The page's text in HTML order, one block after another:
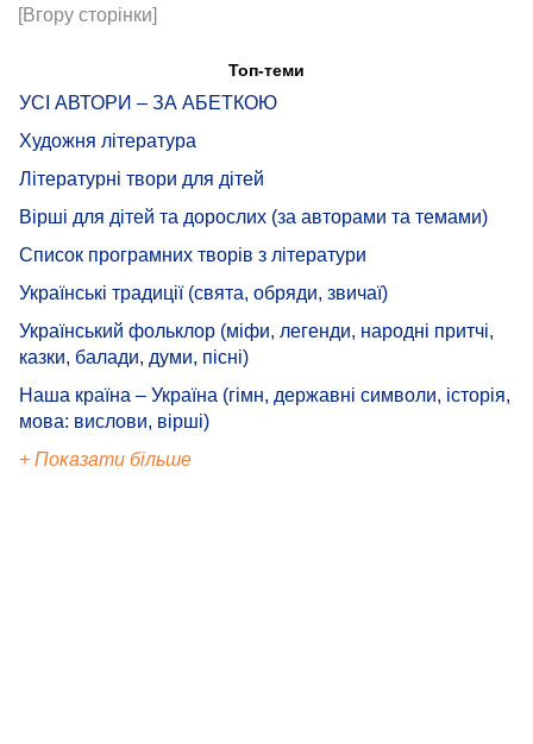
[Вгору сторінки]
Топ-теми
УСІ АВТОРИ – ЗА АБЕТКОЮ
Художня література
Літературні твори для дітей
Вірші для дітей та дорослих (за авторами та темами)
Список програмних творів з літератури
Українські традиції (свята, обряди, звичаї)
Український фольклор (міфи, легенди, народні притчі,
казки, балади, думи, пісні)
Наша країна – Україна (гімн, державні символи, історія,
мова: вислови, вірші)
+ Показати більше